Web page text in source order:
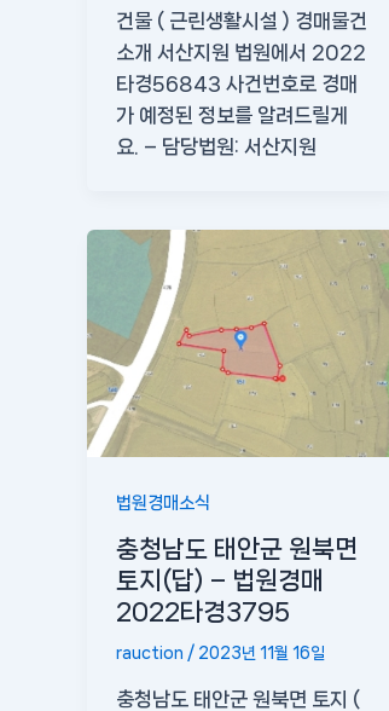
건물 ( 근린생활시설 ) 경매물건
소개 서산지원 법원에서 2022
타경56843 사건번호로 경매
가 예정된 정보를 알려드릴게
요. – 담당법원: 서산지원
법원경매소식
충청남도 태안군 원북면
토지(답) – 법원경매
2022타경3795
rauction / 2023년 11월 16일
충청남도 태안군 원북면 토지 (